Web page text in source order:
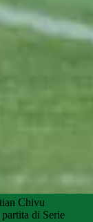
Chivu
di Serie